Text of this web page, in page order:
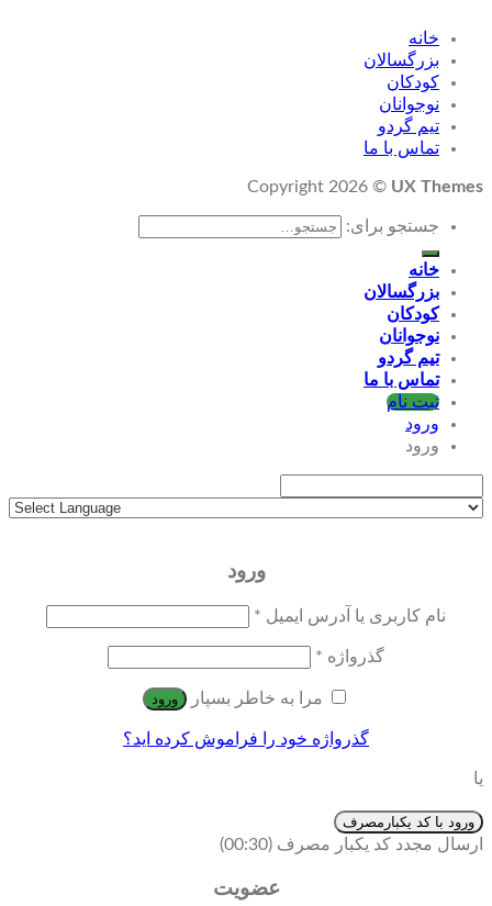
خانه
بزرگسالان
کودکان
نوجوانان
تیم گردو
تماس با ما
Copyright 2026 © UX Themes
جستجو برای:
خانه
بزرگسالان
کودکان
نوجوانان
تیم گردو
تماس با ما
ثبت نام
ورود
ورود
ورود
نام کاربری یا آدرس ایمیل *
گذرواژه *
مرا به خاطر بسپار ورود
گذرواژه خود را فراموش کرده اید؟
یا
ورود با کد یکبارمصرف
ارسال مجدد کد یکبار مصرف (00:
30
)
عضویت